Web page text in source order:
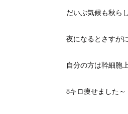
だいぶ気候も秋ら
夜になるとさすが
自分の方は幹細胞
8キロ痩せました～